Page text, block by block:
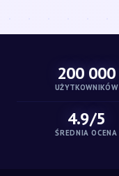
200 000
UŻYTKOWNIKÓW
4.9/5
ŚREDNIA OCENA